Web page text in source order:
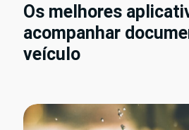
Os melhores
acompanhar
veículo